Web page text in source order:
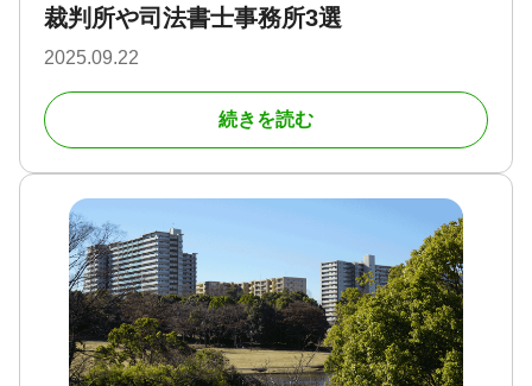
裁判所や司法書士事務所3選
2025.09.22
続きを読む